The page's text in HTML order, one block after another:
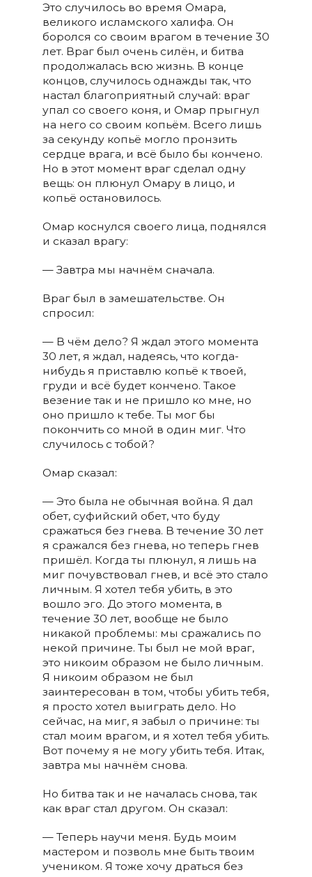
Это случилось во время Омара,
великого исламского халифа. Он
боролся со своим врагом в течение 30
лет. Враг был очень силён, и битва
продолжалась всю жизнь. В конце
концов, случилось однажды так, что
настал благоприятный случай: враг
упал со своего коня, и Омар прыгнул
на него со своим копьём. Всего лишь
за секунду копьё могло пронзить
сердце врага, и всё было бы кончено.
Но в этот момент враг сделал одну
вещь: он плюнул Омару в лицо, и
копьё остановилось.
Омар коснулся своего лица, поднялся
и сказал врагу:
— Завтра мы начнём сначала.
Враг был в замешательстве. Он
спросил:
— В чём дело? Я ждал этого момента
30 лет, я ждал, надеясь, что когда-
нибудь я приставлю копьё к твоей,
груди и всё будет кончено. Такое
везение так и не пришло ко мне, но
оно пришло к тебе. Ты мог бы
покончить со мной в один миг. Что
случилось с тобой?
Омар сказал:
— Это была не обычная война. Я дал
обет, суфийский обет, что буду
сражаться без гнева. В течение 30 лет
я сражался без гнева, но теперь гнев
пришёл. Когда ты плюнул, я лишь на
миг почувствовал гнев, и всё это стало
личным. Я хотел тебя убить, в это
вошло эго. До этого момента, в
течение 30 лет, вообще не было
никакой проблемы: мы сражались по
некой причине. Ты был не мой враг,
это никоим образом не было личным.
Я никоим образом не был
заинтересован в том, чтобы убить тебя,
я просто хотел выиграть дело. Но
сейчас, на миг, я забыл о причине: ты
стал моим врагом, и я хотел тебя убить.
Вот почему я не могу убить тебя. Итак,
завтра мы начнём снова.
Но битва так и не началась снова, так
как враг стал другом. Он сказал:
— Теперь научи меня. Будь моим
мастером и позволь мне быть твоим
учеником. Я тоже хочу драться без